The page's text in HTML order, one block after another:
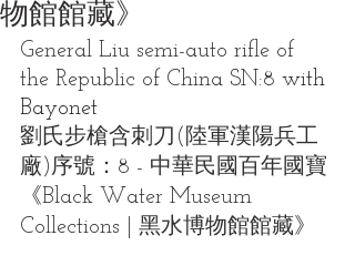
物館館藏》
General Liu semi-auto rifle of
the Republic of China SN:8 with
Bayonet
劉氏步槍含刺刀(陸軍漢陽兵工
廠)序號：8 - 中華民國百年國寶
《Black Water Museum
Collections | 黑水博物館館藏》